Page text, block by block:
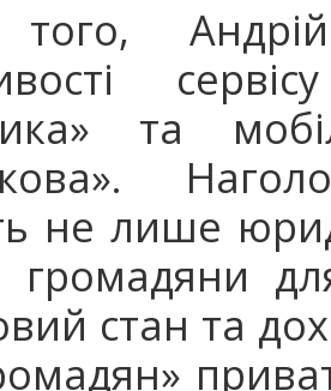
того,
та
не лише
стан та